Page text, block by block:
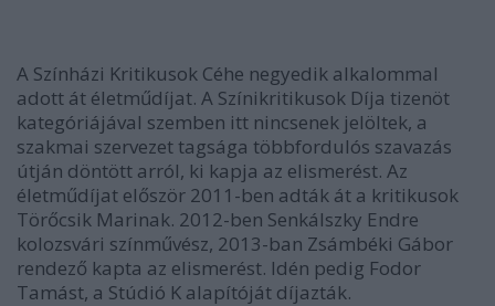
A Színházi Kritikusok Céhe negyedik alkalommal
adott át életműdíjat. A Színikritikusok Díja tizenöt
kategóriájával szemben itt nincsenek jelöltek, a
szakmai szervezet tagsága többfordulós szavazás
útján döntött arról, ki kapja az elismerést. Az
életműdíjat először 2011-ben adták át a kritikusok
Törőcsik Marinak. 2012-ben Senkálszky Endre
kolozsvári színművész, 2013-ban Zsámbéki Gábor
rendező kapta az elismerést. Idén pedig Fodor
Tamást, a Stúdió K alapítóját díjazták.